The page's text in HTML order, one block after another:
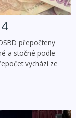
přepočteny
a stočné podle
vychází ze